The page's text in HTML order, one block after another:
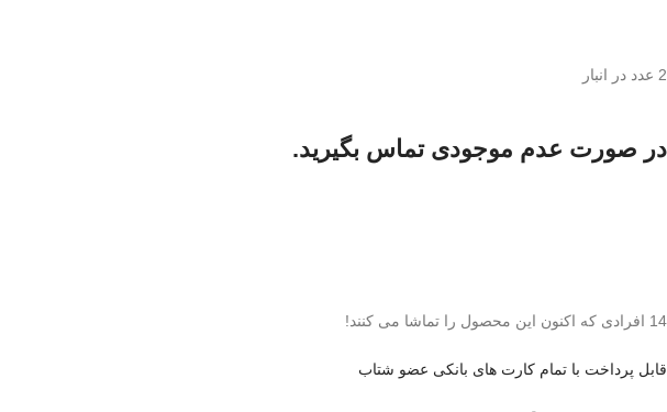
2 عدد در انبار
در صورت عدم موجودی تماس بگیرید.
14 افرادی که اکنون این محصول را تماشا می کنند!
قابل پرداخت با تمام کارت های بانکی عضو شتاب